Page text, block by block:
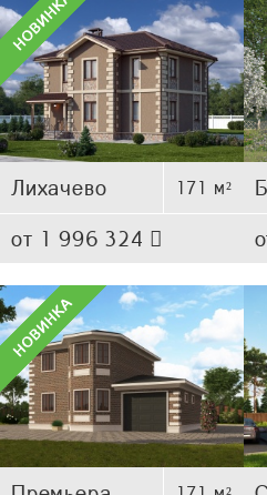
Лихачево 171 м²
от 1 996 324